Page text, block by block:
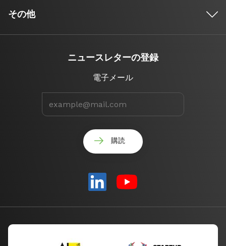
その他
ニュースレターの登録
電子メール